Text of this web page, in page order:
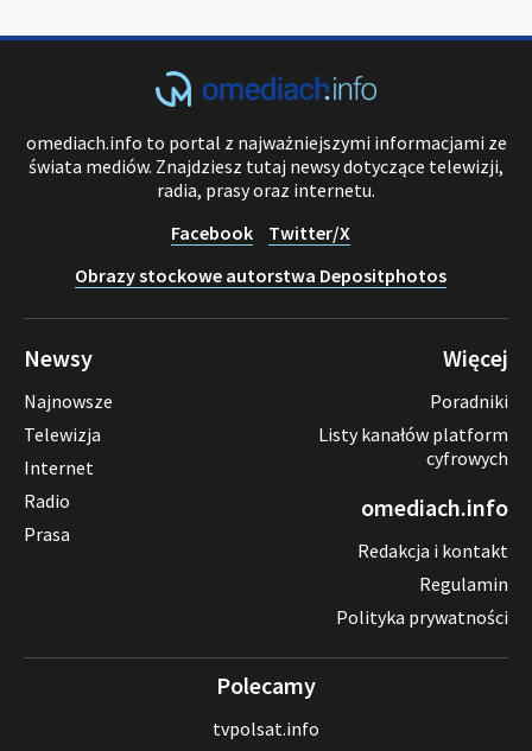
omediach.info to portal z najważniejszymi informacjami ze
świata mediów. Znajdziesz tutaj newsy dotyczące telewizji,
radia, prasy oraz internetu.
Facebook
Twitter/X
Obrazy stockowe autorstwa Depositphotos
Newsy
Najnowsze
Telewizja
Internet
Radio
Prasa
Więcej
Poradniki
Listy kanałów platform
cyfrowych
omediach.info
Redakcja i kontakt
Regulamin
Polityka prywatności
Polecamy
tvpolsat.info